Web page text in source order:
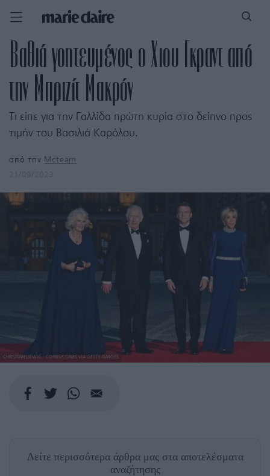
Βαθιά γοητευμένος ο Χιου Γκραντ από
την Μπριζίτ Μακρόν
Τι είπε για την Γαλλίδα πρώτη κυρία στο δείπνο προς
τιμήν του Βασιλιά Καρόλου.
από την Mcteam
CHRISTIAN LIEWIG - CORBIS/CORBIS VIA GETTY IMAGES
Δείτε περισσότερα άρθρα μας στα αποτελέσματα
αναζήτησης